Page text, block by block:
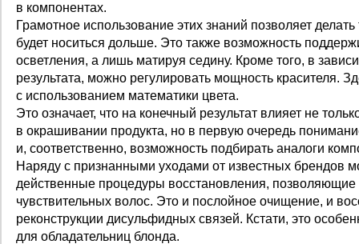
в компонентах.
Грамотное использование этих знаний позволяет
будет носиться дольше. Это также возможность
осветления, а лишь матируя седину. Кроме того, в
результата, можно регулировать мощность красителя.
с использованием математики цвета.
Это означает, что на конечный результат влияет не
в окрашивании продукта, но в первую очередь
и, соответственно, возможность подбирать аналоги
Наряду с признанными уходами от известных брендов
действенные процедуры восстановления, позволяю­щие
чувствительных волос. Это и послойное очищение, и
реконструкции дисульфидных связей. Кстати, это
для обладательниц блонда.